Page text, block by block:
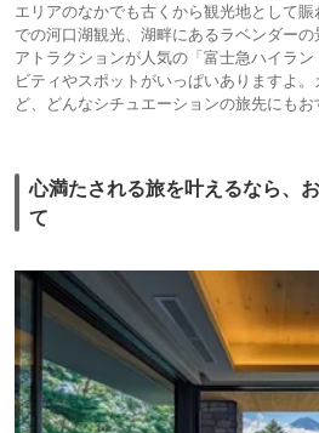
エリアのなかでも古くから観光地として
での河口湖観光、湖畔にあるラベンダー
アトラクションが人気の「富士急ハイラ
ビティやスポットがいっぱいありますよ
ど、どんなシチュエーションの旅先にもお
心満たされる旅を叶えるなら、
て